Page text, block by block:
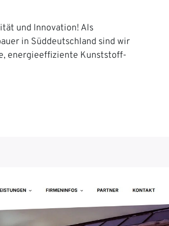
und Innovation! Als
in Süddeutschland sind wir
energieeffiziente Kunststoff-